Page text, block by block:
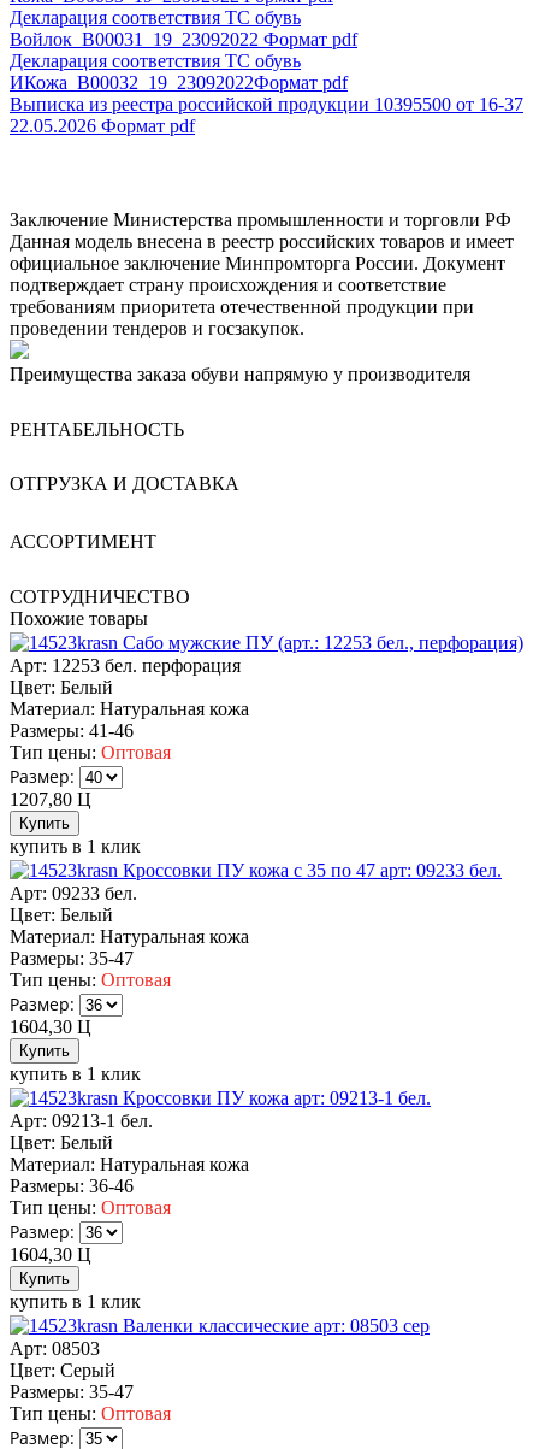
Декларация соответствия ТС обувь
Войлок_B00031_19_23092022 Формат pdf
Декларация соответствия ТС обувь
ИКожа_В00032_19_23092022Формат pdf
Выписка из реестра российской продукции 10395500 от 16-37
22.05.2026 Формат pdf
Заключение Министерства промышленности и торговли РФ
Данная модель внесена в реестр российских товаров и имеет
официальное заключение Минпромторга России. Документ
подтверждает страну происхождения и соответствие
требованиям приоритета отечественной продукции при
проведении тендеров и госзакупок.
Преимущества заказа обуви напрямую у производителя
РЕНТАБЕЛЬНОСТЬ
ОТГРУЗКА И ДОСТАВКА
АССОРТИМЕНТ
СОТРУДНИЧЕСТВО
Похожие товары
Сабо мужские ПУ (арт.: 12253 бел., перфорация)
Арт: 12253 бел. перфорация
Цвет: Белый
Материал: Натуральная кожа
Размеры: 41-46
Тип цены: Оптовая
Размер:
1207,80 Ц
купить в 1 клик
Кроссовки ПУ кожа c 35 по 47 арт: 09233 бел.
Арт: 09233 бел.
Цвет: Белый
Материал: Натуральная кожа
Размеры: 35-47
Тип цены: Оптовая
Размер:
1604,30 Ц
купить в 1 клик
Кроссовки ПУ кожа арт: 09213-1 бел.
Арт: 09213-1 бел.
Цвет: Белый
Материал: Натуральная кожа
Размеры: 36-46
Тип цены: Оптовая
Размер:
1604,30 Ц
купить в 1 клик
Валенки классические арт: 08503 сер
Арт: 08503
Цвет: Серый
Размеры: 35-47
Тип цены: Оптовая
Размер: